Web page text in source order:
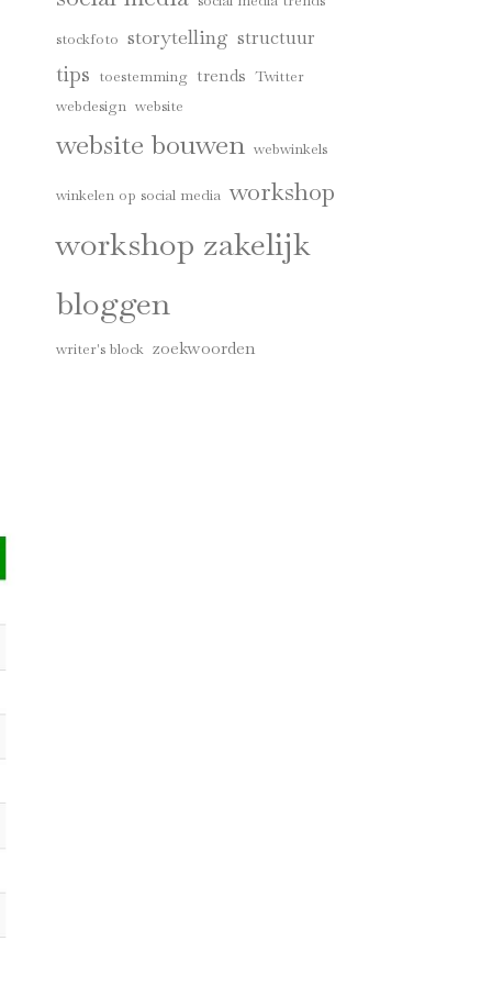
stockfoto storytelling structuur
tips toestemming trends Twitter
webdesign website
website bouwen webwinkels
winkelen op social media workshop
workshop zakelijk
bloggen
writer's block zoekwoorden